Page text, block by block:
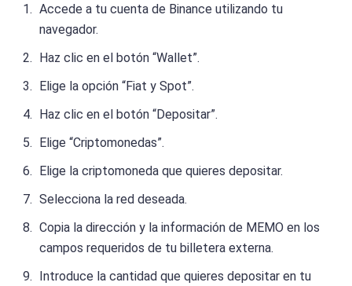
Accede a tu cuenta de Binance utilizando tu
navegador.
Haz clic en el botón “Wallet”.
Elige la opción “Fiat y Spot”.
Haz clic en el botón “Depositar”.
Elige “Criptomonedas”.
Elige la criptomoneda que quieres depositar.
Selecciona la red deseada.
Copia la dirección y la información de MEMO en los
campos requeridos de tu billetera externa.
Introduce la cantidad que quieres depositar en tu